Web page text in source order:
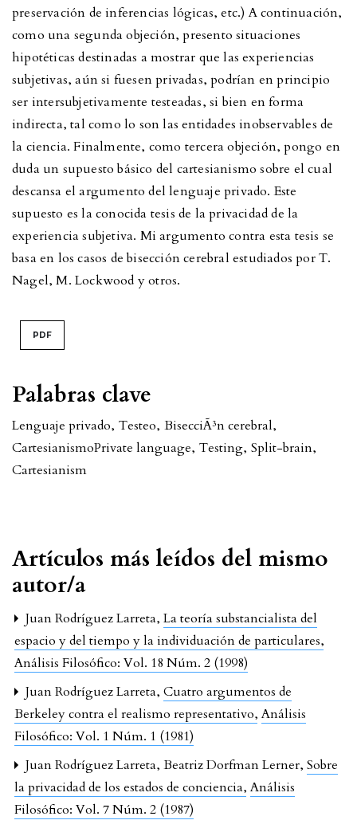
Palabras clave
Lenguaje privado, Testeo, BisecciÃ³n cerebral,
CartesianismoPrivate language, Testing, Split-brain,
Cartesianism
preservación de inferencias lógicas, etc.) A continuación,
como una segunda objeción, presento situaciones
hipotéticas destinadas a mostrar que las experiencias
subjetivas, aún si fuesen privadas, podrían en principio
ser intersubjetivamente testeadas, si bien en forma
indirecta, tal como lo son las entidades inobservables de
la ciencia. Finalmente, como tercera objeción, pongo en
duda un supuesto básico del cartesianismo sobre el cual
descansa el argumento del lenguaje privado. Este
supuesto es la conocida tesis de la privacidad de la
experiencia subjetiva. Mi argumento contra esta tesis se
basa en los casos de bisección cerebral estudiados por T.
Nagel, M. Lockwood y otros.
PDF
Artículos más leídos del mismo
autor/a
Juan Rodríguez Larreta, La teoría substancialista del
espacio y del tiempo y la individuación de particulares,
Análisis Filosófico: Vol. 18 Núm. 2 (1998)
Juan Rodríguez Larreta, Cuatro argumentos de
Berkeley contra el realismo representativo,Análisis
Filosófico: Vol. 1 Núm. 1 (1981)
Juan Rodríguez Larreta, Beatriz Dorfman Lerner, Sobre
la privacidad de los estados de conciencia,Análisis
Filosófico: Vol. 7 Núm. 2 (1987)